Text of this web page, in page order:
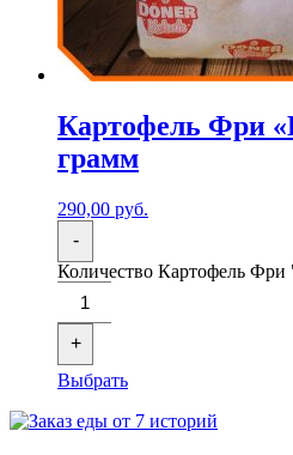
Картофель Фри
грамм
290,00 руб.
-
Количество Картофель
+
Выбрать